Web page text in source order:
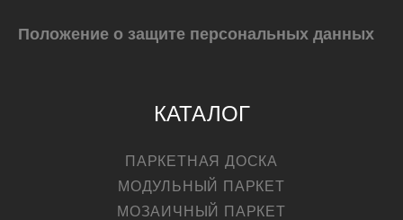
Положение о защите персональных данных
КАТАЛОГ
ПАРКЕТНАЯ ДОСКА
МОДУЛЬНЫЙ ПАРКЕТ
МОЗАИЧНЫЙ ПАРКЕТ